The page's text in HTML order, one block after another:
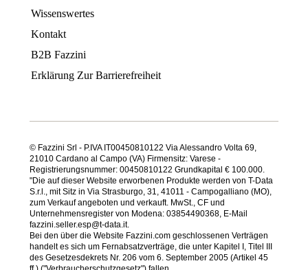
Wissenswertes
Kontakt
B2B Fazzini
Erklärung Zur Barrierefreiheit
© Fazzini Srl - P.IVA IT00450810122 Via Alessandro Volta 69,
21010 Cardano al Campo (VA) Firmensitz: Varese -
Registrierungsnummer: 00450810122 Grundkapital € 100.000.
"Die auf dieser Website erworbenen Produkte werden von T-Data
S.r.l., mit Sitz in Via Strasburgo, 31, 41011 - Campogalliano (MO),
zum Verkauf angeboten und verkauft. MwSt., CF und
Unternehmensregister von Modena: 03854490368, E-Mail
fazzini.seller.esp@t-data.it.
Bei den über die Website Fazzini.com geschlossenen Verträgen
handelt es sich um Fernabsatzverträge, die unter Kapitel I, Titel III
des Gesetzesdekrets Nr. 206 vom 6. September 2005 (Artikel 45